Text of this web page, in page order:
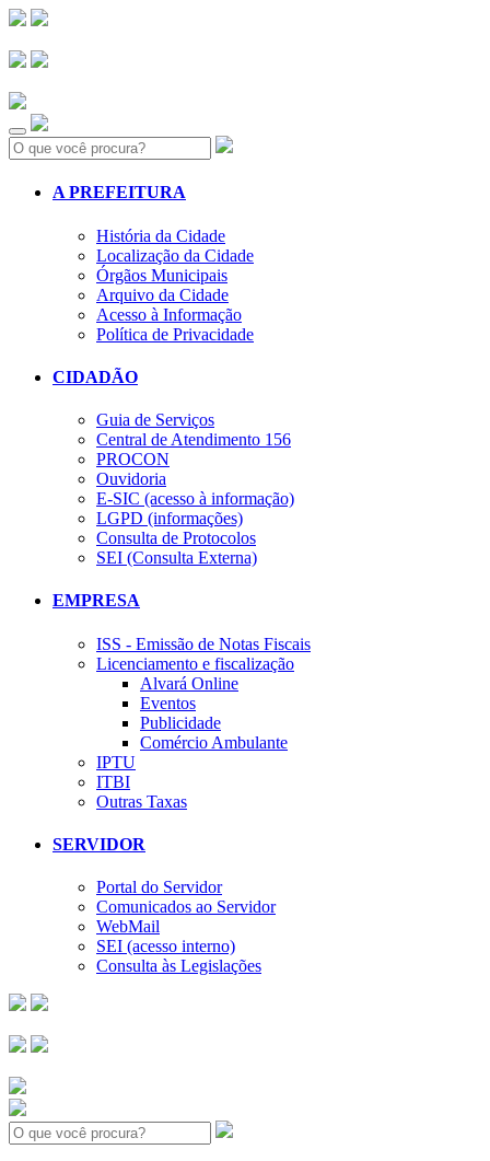
Search:
A PREFEITURA
História da Cidade
Localização da Cidade
Órgãos Municipais
Arquivo da Cidade
Acesso à Informação
Política de Privacidade
CIDADÃO
Guia de Serviços
Central de Atendimento 156
PROCON
Ouvidoria
E-SIC (acesso à informação)
LGPD (informações)
Consulta de Protocolos
SEI (Consulta Externa)
EMPRESA
ISS - Emissão de Notas Fiscais
Licenciamento e fiscalização
Alvará Online
Eventos
Publicidade
Comércio Ambulante
IPTU
ITBI
Outras Taxas
SERVIDOR
Portal do Servidor
Comunicados ao Servidor
WebMail
SEI (acesso interno)
Consulta às Legislações
Search: